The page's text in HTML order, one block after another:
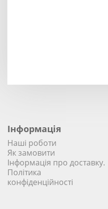
Інформація
Наші роботи
Як замовити
Інформація про доставку.
Політика
конфіденційності